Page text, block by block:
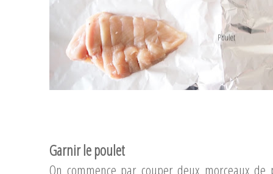
Garnir le poulet
On commence par couper deux morceaux